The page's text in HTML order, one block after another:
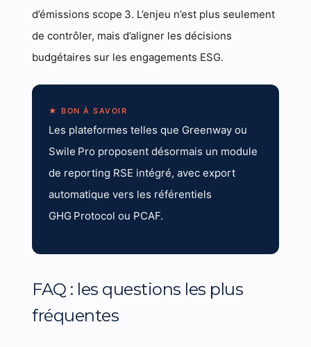
d’émissions scope 3. L’enjeu n’est plus seulement
de contrôler, mais d’aligner les décisions
budgétaires sur les engagements ESG.
★ BON À SAVOIR
Les plateformes telles que Greenway ou
Swile Pro proposent désormais un module
de reporting RSE intégré, avec export
automatique vers les référentiels
GHG Protocol ou PCAF.
FAQ : les questions les plus
fréquentes